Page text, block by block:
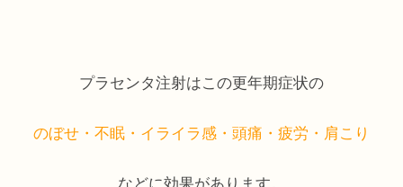
プラセンタ注射はこの更年期症状の
のぼせ・不眠・イライラ感・頭痛・疲労・肩こり